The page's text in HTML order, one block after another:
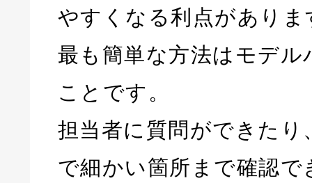
やすくなる利点がありま
最も簡単な方法はモデル
ことです。
担当者に質問ができたり
で細かい箇所まで確認